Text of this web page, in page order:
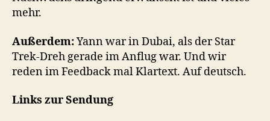
mehr.
Außerdem:Yann war in Dubai, als der Star
Trek-Dreh gerade im Anflug war. Und wir
reden im Feedback mal Klartext. Auf deutsch.
Links zur Sendung